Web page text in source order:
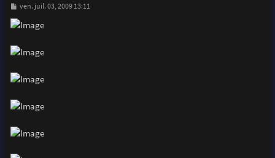
M
s
s
g
e
ven. juil. 03, 2009 13:11